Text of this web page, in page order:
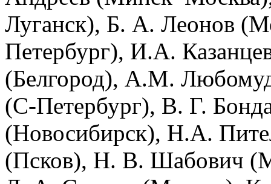
Луганск), Б. А. Леонов
Петербург), И.А.
(Белгород), А.М.
(С-Петербург), В. Г.
(Новосибирск), Н.А.
(Псков), Н. В. Шабович